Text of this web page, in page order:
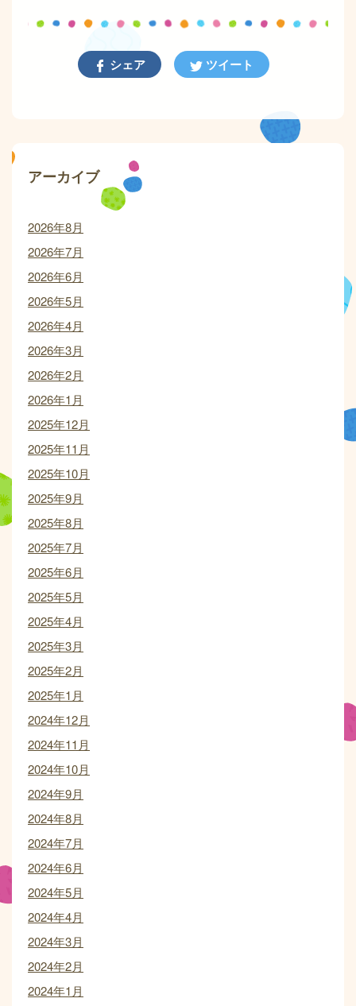
シェア ツイート
アーカイブ
2026年8月
2026年7月
2026年6月
2026年5月
2026年4月
2026年3月
2026年2月
2026年1月
2025年12月
2025年11月
2025年10月
2025年9月
2025年8月
2025年7月
2025年6月
2025年5月
2025年4月
2025年3月
2025年2月
2025年1月
2024年12月
2024年11月
2024年10月
2024年9月
2024年8月
2024年7月
2024年6月
2024年5月
2024年4月
2024年3月
2024年2月
2024年1月